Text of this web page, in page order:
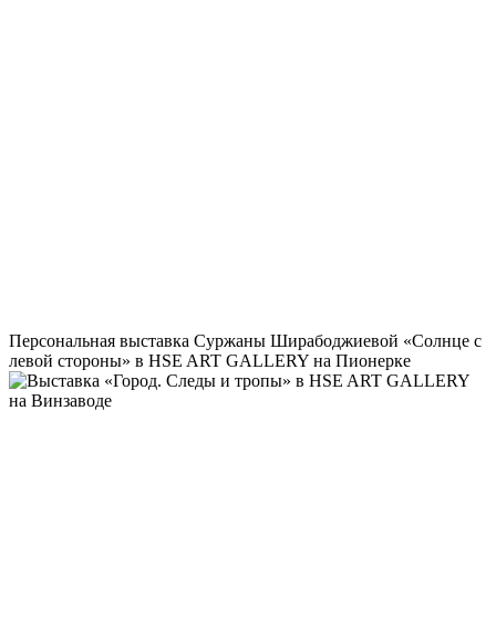
Персональная выставка Суржаны Ширабоджиевой «Солнце с
левой стороны» в HSE ART GALLERY на Пионерке